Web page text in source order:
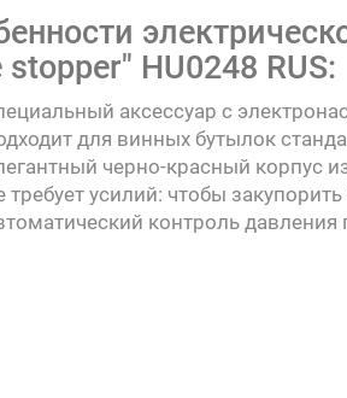
stopper" HU0248 RUS:
аксессуар с
для винных бутылок
черно-красный корпус
требует усилий: чтобы
контроль